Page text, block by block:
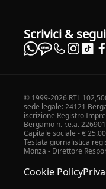
Scrivici &
© 1999-2026 RTL
sede legale: 24121
iscrizione Registro
Bergamo n. r.e.a.
Capitale sociale - €
Testata giornalistica
Monza - Direttore
Cookie Policy